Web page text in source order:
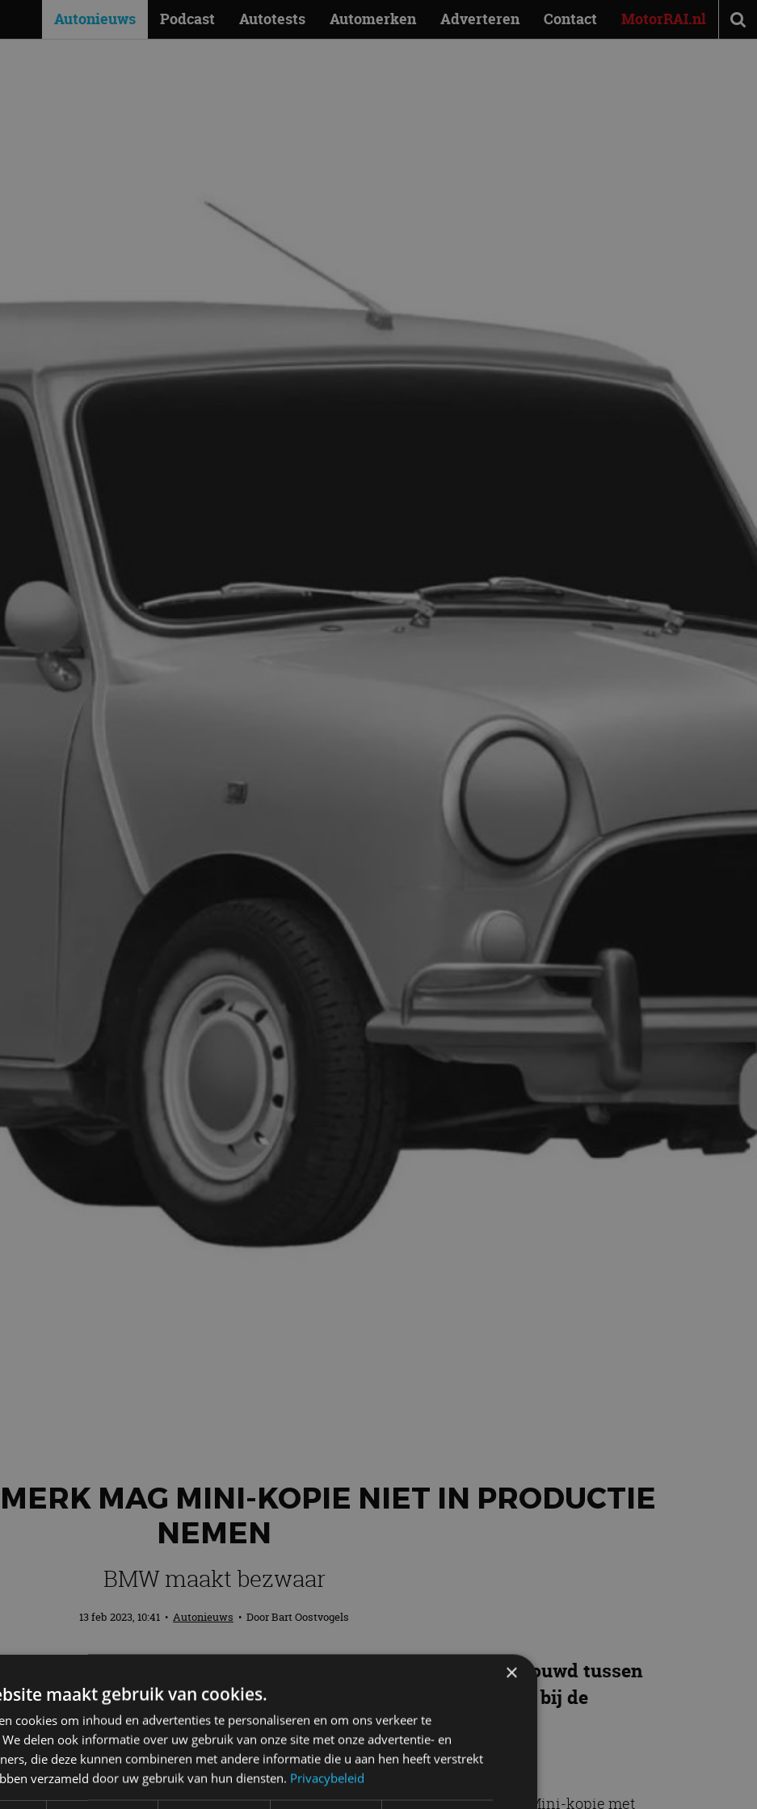
Autonieuws Podcast Autotests Automerken Adverteren Contact MotorRAI.nl
MAG MINI-KOPIE NIET IN PRODUCTIE
NEMEN
BMW maakt bezwaar
13 feb 2023, 10:41 • Autonieuws • DoorBart Oostvogels
Technology mag een kopie van de originele Mini – gebouwd tussen
nemen. Het State Intellectual Property Office sluit zich aan bij de
2022 patenttekeningen in bij het State Intellectual Property Office van de Mini-kopie met
×
maakt gebruik van cookies.
cookies om inhoud en advertenties te personaliseren en om ons verkeer te
delen ook informatie over uw gebruik van onze site met onze advertentie- en
die deze kunnen combineren met andere informatie die u aan hen heeft verstrekt
verzameld door uw gebruik van hun diensten. Privacybeleid